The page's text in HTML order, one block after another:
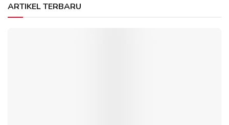
ARTIKEL TERBARU